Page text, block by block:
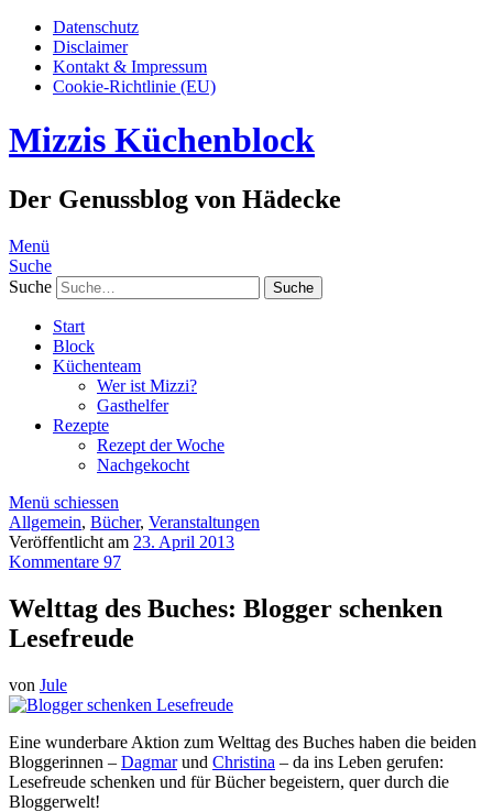
Datenschutz
Disclaimer
Kontakt & Impressum
Cookie-Richtlinie (EU)
Mizzis Küchenblock
Der Genussblog von Hädecke
Menü
Suche
Suche
Start
Block
Küchenteam
Wer ist Mizzi?
Gasthelfer
Rezepte
Rezept der Woche
Nachgekocht
Menü schiessen
Allgemein, Bücher, Veranstaltungen
Veröffentlicht am 23. April 2013
Kommentare 97
Welttag des Buches: Blogger schenken
Lesefreude
von Jule
Eine wunderbare Aktion zum Welttag des Buches haben die beiden
Bloggerinnen – Dagmarund Christina – da ins Leben gerufen:
Lesefreude schenken und für Bücher begeistern, quer durch die
Bloggerwelt!